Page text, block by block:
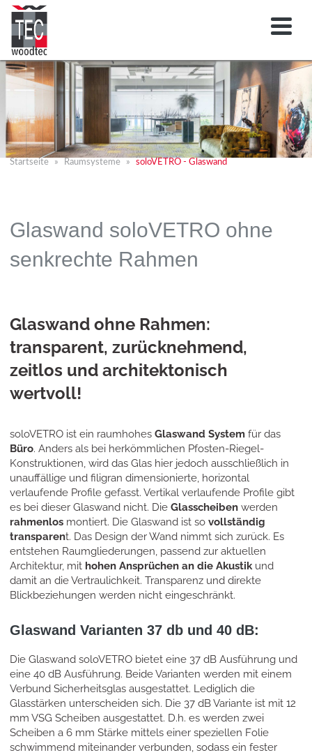
Startseite Raumsysteme soloVETRO - Glaswand
Glaswand soloVETRO ohne
senkrechte Rahmen
Glaswand ohne Rahmen:
transparent, zurücknehmend,
zeitlos und architektonisch
wertvoll!
soloVETRO ist ein raumhohesGlaswand System für das
Büro. Anders als bei herkömmlichen Pfosten-Riegel-
Konstruktionen, wird das Glas hier jedoch ausschließlich in
unauffällige und filigran dimensionierte, horizontal
verlaufende Profile gefasst. Vertikal verlaufende Profile gibt
es bei dieser Glaswand nicht. DieGlasscheiben werden
rahmenlos montiert. Die Glaswand ist sovollständig
transparent. Das Design der Wand nimmt sich zurück. Es
entstehen Raumgliederungen, passend zur aktuellen
Architektur, mit hohen Ansprüchen an die Akustikund
damit an die Vertraulichkeit. Transparenz und direkte
Blickbeziehungen werden nicht eingeschränkt.
Glaswand Varianten 37 db und 40 dB:
Die Glaswand soloVETRO bietet eine 37 dB Ausführung und
eine 40 dB Ausführung. Beide Varianten werden mit einem
Verbund Sicherheitsglas ausgestattet. Lediglich die
Glasstärken unterscheiden sich. Die 37 dB Variante ist mit 12
mm VSG Scheiben ausgestattet. D.h. es werden zwei
Scheiben a 6 mm Stärke mittels einer speziellen Folie
schwimmend miteinander verbunden, sodass ein fester